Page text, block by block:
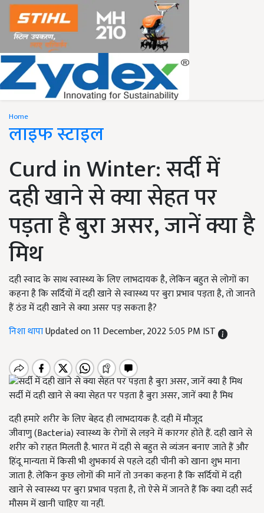
Home
लाइफ स्टाइल
Curd in Winter: सर्दी में
दही खाने से क्या सेहत पर
पड़ता है बुरा असर, जानें क्या है
मिथ
दही स्वाद के साथ स्वास्थ्य के लिए लाभदायक है, लेकिन बहुत से लोगों का
कहना है कि सर्दियों में दही खाने से स्वास्थ्य पर बुरा प्रभाव पड़ता है, तो जानते
हैं ठंड में दही खाने से क्या असर पड़ सकता है?
निशा थापाUpdated on 11 December, 2022 5:05 PM IST
सर्दी में दही खाने से क्या सेहत पर पड़ता है बुरा असर, जानें क्या है मिथ
दही हमारे शरीर के लिए बेहद ही लाभदायक है. दही में मौजूद
जीवाणु(Bacteria)स्वास्थ्य के रोगों से लड़ने में कारगरहोते हैं. दही खाने से
शरीर को राहत मिलती है. भारत में दही से बहुत से व्यंजन बनाए जाते हैं और
हिंदू मान्यता में किसी भी शुभकार्य से पहले दही चीनी को खाना शुभ माना
जाता है. लेकिन कुछ लोगों की मानें तो उनका कहना है कि सर्दियों में दही
खाने से स्वास्थ्य पर बुरा प्रभाव पड़ता है,तो ऐसे में जानते हैं कि क्या दही सर्द
मौसम में खानी चाहिए या नहीं.